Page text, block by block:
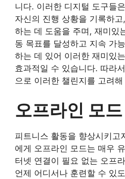
니다. 이러한 디지털 도구들
자신의 진행 상황을 기록하
하는 데 도움을 주며, 재미있
동 목표를 달성하고 지속 가
하는 데 있어 이러한 재미있
효과적일 수 있습니다. 따라
으로 이러한 챌린지를 고려
오프라인 모
피트니스 활동을 향상시키고
에게 오프라인 모드는 매우
터넷 연결이 필요 없는 오프
언제 어디서나 훈련할 수 있